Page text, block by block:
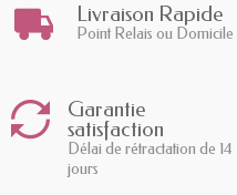
Livraison Rapide
Point Relais ou Domicile
Garantie
satisfaction
Délai de rétractation de 14
jours